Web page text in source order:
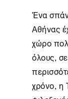
Ένα
Αθήνας
χώρο
όλους,
χρόνο, η